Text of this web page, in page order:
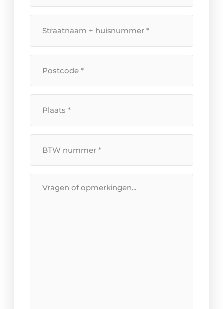
mailadres*
huisnummer*
Nummer*